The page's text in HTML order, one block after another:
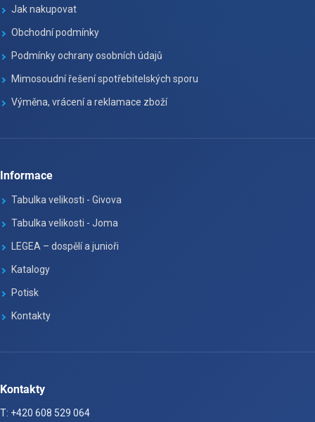
Jak nakupovat
Obchodní podmínky
Podmínky ochrany osobních údajů
Mimosoudní řešení spotřebitelských sporu
Výměna, vrácení a reklamace zboží
Informace
Tabulka velikosti - Givova
Tabulka velikosti - Joma
LEGEA – dospělí a junioři
Katalogy
Potisk
Kontakty
Kontakty
T: +420 608 529 064